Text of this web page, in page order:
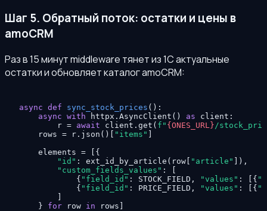
Шаг 5. Обратный поток: остатки и цены в
amoCRM
Раз в 15 минут middleware тянет из 1С актуальные
остатки и обновляет каталог amoCRM:
async def sync_stock_prices ():
async with httpx.AsyncClient() as client:
        r =
await client.get( f" {ONES_URL} /
    rows = r.json()[
"items" ]
    elements = [{
"id" : ext_id_by_article(row[ "article" ]),
"custom_fields_values" : [
            {
"field_id" : STOCK_FIELD, "values" : [{
            {
"field_id" : PRICE_FIELD, "values" : [{
        ]
    }
for row in rows]